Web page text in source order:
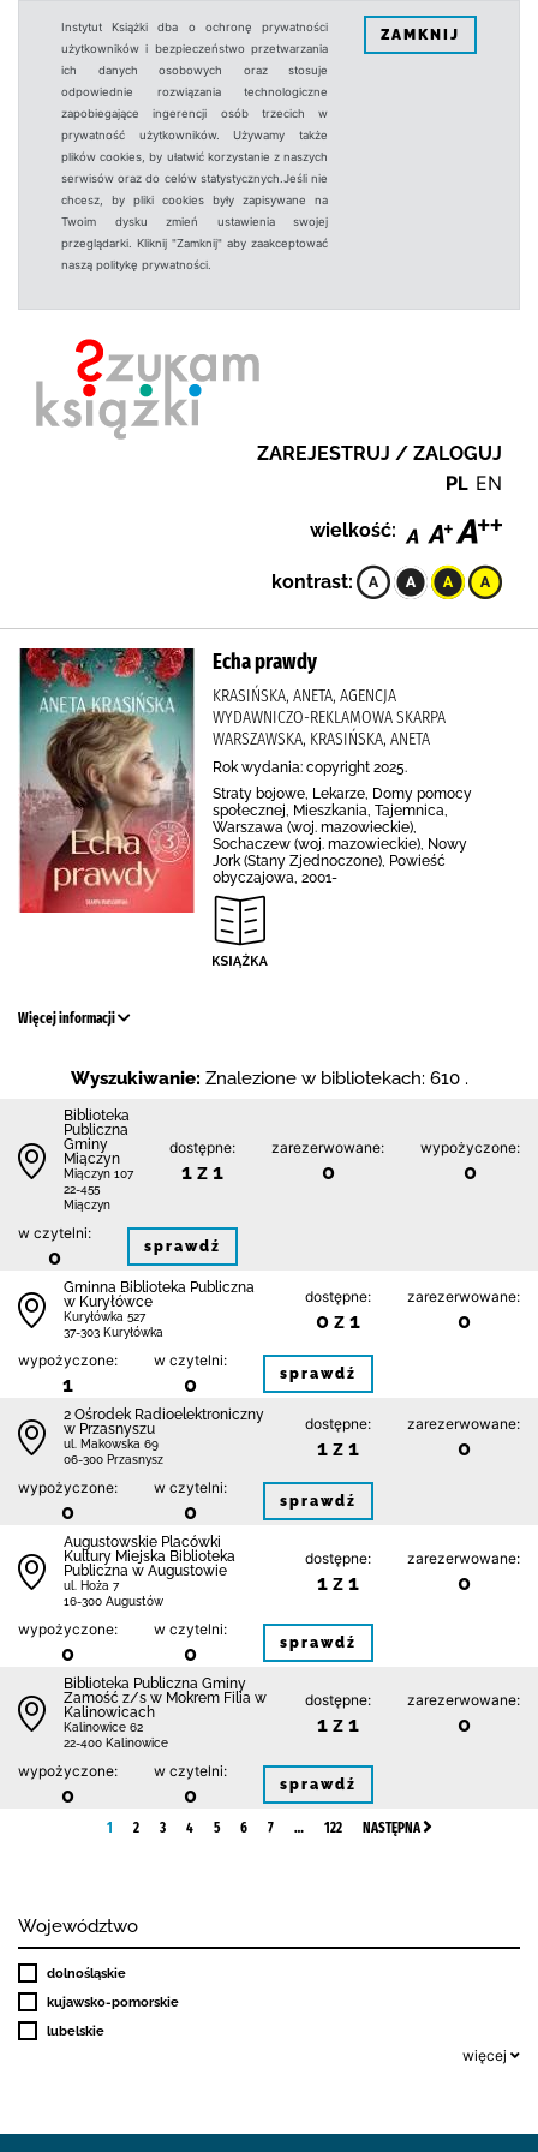
Instytut Książki dba o ochronę prywatności
użytkowników i bezpieczeństwo przetwarzania
ich danych osobowych oraz stosuje
odpowiednie rozwiązania technologiczne
zapobiegające ingerencji osób trzecich w
prywatność użytkowników. Używamy także
plików cookies, by ułatwić korzystanie z naszych
serwisów oraz do celów statystycznych.Jeśli nie
chcesz, by pliki cookies były zapisywane na
Twoim dysku zmień ustawienia swojej
przeglądarki. Kliknij "Zamknij" aby zaakceptować
naszą politykę prywatności.
ZAMKNIJ
ZAREJESTRUJ / ZALOGUJ
PL EN
wielkość:
kontrast:
Echa prawdy
KRASIŃSKA, ANETA, AGENCJA
WYDAWNICZO-REKLAMOWA SKARPA
WARSZAWSKA, KRASIŃSKA, ANETA
Rok wydania: copyright 2025.
Straty bojowe, Lekarze, Domy pomocy
społecznej, Mieszkania, Tajemnica,
Warszawa (woj. mazowieckie),
Sochaczew (woj. mazowieckie), Nowy
Jork (Stany Zjednoczone), Powieść
obyczajowa, 2001-
Więcej informacji
Wyszukiwanie: Znalezione w bibliotekach: 610 .
Biblioteka
Publiczna
Gminy
Miączyn
Miączyn 107
22-455
Miączyn
dostępne:
1 z 1
zarezerwowane:
0
wypożyczone:
0
w czytelni:
0 sprawdź
Gminna Biblioteka Publiczna
w Kuryłówce
Kuryłówka 527
37-303 Kuryłówka
dostępne:
0 z 1
zarezerwowane:
0
wypożyczone:
1
w czytelni:
0 sprawdź
2 Ośrodek Radioelektroniczny
w Przasnyszu
ul. Makowska 69
06-300 Przasnysz
dostępne:
1 z 1
zarezerwowane:
0
wypożyczone:
0
w czytelni:
0 sprawdź
Augustowskie Placówki
Kultury Miejska Biblioteka
Publiczna w Augustowie
ul. Hoża 7
16-300 Augustów
dostępne:
1 z 1
zarezerwowane:
0
wypożyczone:
0
w czytelni:
0 sprawdź
Biblio­teka Publiczna Gminy
Zamość z/s w Mokrem Filia w
Kalinowicach
Kalinowice 62
22-400 Kalinowice
dostępne:
1 z 1
zarezerwowane:
0
wypożyczone:
0
w czytelni:
0 sprawdź
1 2 3 4 5 6 7 … 122 NASTĘPNA
Województwo
dolnośląskie
kujawsko-pomorskie
lubelskie
więcej